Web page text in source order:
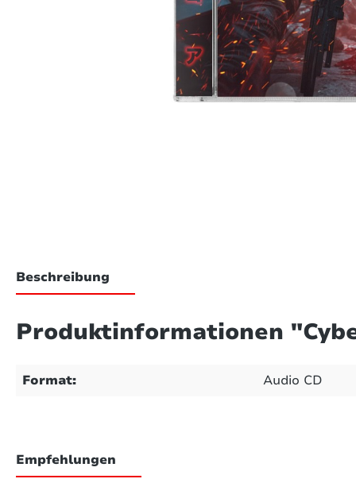
Beschreibung
Produktinformationen
Format: Audio CD
Empfehlungen